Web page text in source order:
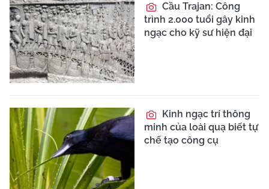
Cầu Trajan: Công
trình 2.000 tuổi gây kinh
ngạc cho kỹ sư hiện đại
Kinh ngạc trí thông
minh của loài quạ biết tự
chế tạo công cụ